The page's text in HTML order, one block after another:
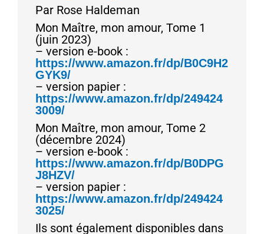
Par Rose Haldeman
Mon Maître, mon amour, Tome 1
(juin 2023)
– version e-book :
https://www.amazon.fr/dp/B0C9H2
GYK9/
– version papier :
https://www.amazon.fr/dp/249424
3009/
Mon Maître, mon amour, Tome 2
(décembre 2024)
– version e-book :
https://www.amazon.fr/dp/B0DPG
J8HZV/
– version papier :
https://www.amazon.fr/dp/249424
3025/
Ils sont également disponibles dans